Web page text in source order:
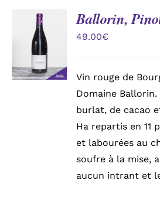
Mon compte
Panier
AJOUTER
AU
PANIER
/
DÉTAILS
Ballorin,
49.00€
Vin rouge de
Domaine
burlat, de cacao
Ha repartis en 11
et labourées au
soufre à la mise,
aucun intrant et